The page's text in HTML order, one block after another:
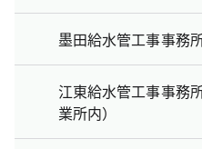
墨田給水管工事事務
江東給水管工事事務
業所内）